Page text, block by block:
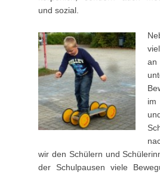
2
1
5
b
y
w
p
a
d
i
n
und sozial.
wir den Schülern und
der Schulpausen viele